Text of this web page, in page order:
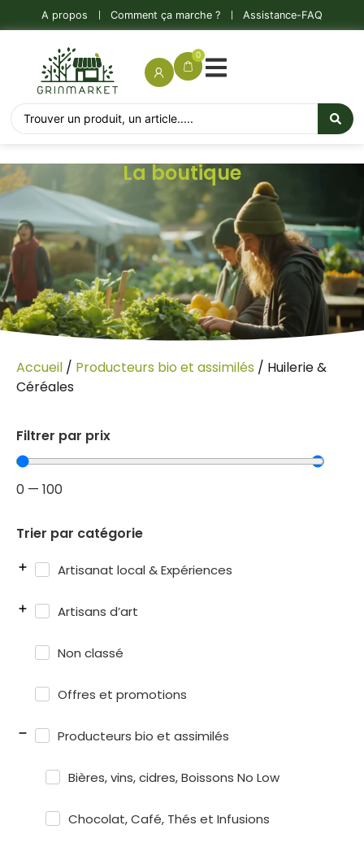
A propos Comment ça marche ? Assistance-FAQ
0
La boutique
Accueil / Producteurs bio et assimilés / Huilerie &
Céréales
Filtrer par prix
0 — 100
Trier par catégorie
Artisanat local & Expériences
Artisans d’art
Non classé
Offres et promotions
Producteurs bio et assimilés
Bières, vins, cidres, Boissons No Low
Chocolat, Café, Thés et Infusions